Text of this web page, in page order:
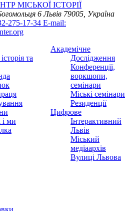
МІСЬКОЇ ІСТОРІЇ
6Львів 79005, Україна
275-17-34 E-mail:
та
і ми
Академічне
Дослідження
Конференції,
воркшопи,
семінари
Міські семінари
Резиденції
Цифрове
Інтерактивний
Львів
Міський
медіаархів
Вулиці Львова